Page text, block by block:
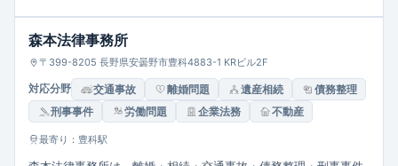
談は無料。事務所は JR塩尻駅から徒歩5分、営業時間は 9:00〜
17:00（ただし夜間・休日対応も相談可）となっています。
森本法律事務所
〒399-8205 長野県安曇野市豊科4883-1 KRビル2F
対応分野 交通事故 離婚問題 遺産相続
債務整理
刑事事件
労働問題 企業法務 不動産
最寄り：豊科駅